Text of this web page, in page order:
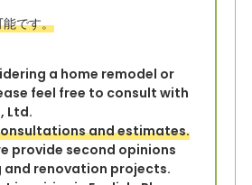
です。
a home remodel or
feel free to consult with
Ltd.
and estimates.
provide second opinions
and renovation projects.